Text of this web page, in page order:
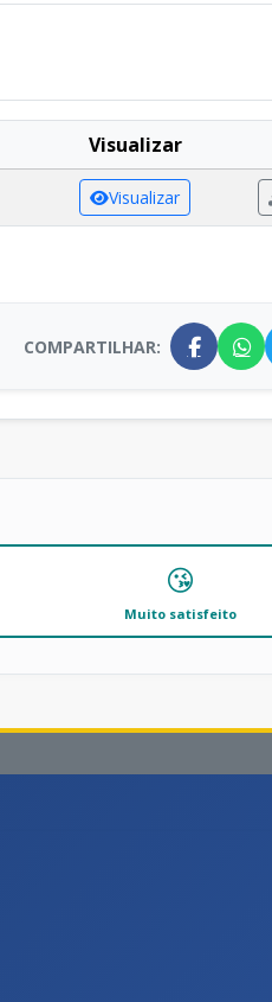
Visualizar
Visualizar
COMPARTILHAR:
😘
Muito satisfeito